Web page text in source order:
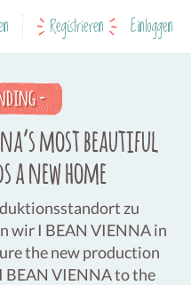
Registrieren Einloggen
-
most beautiful
a new home
zu
wir I BEAN VIENNA in
the new production
BEAN VIENNA to the